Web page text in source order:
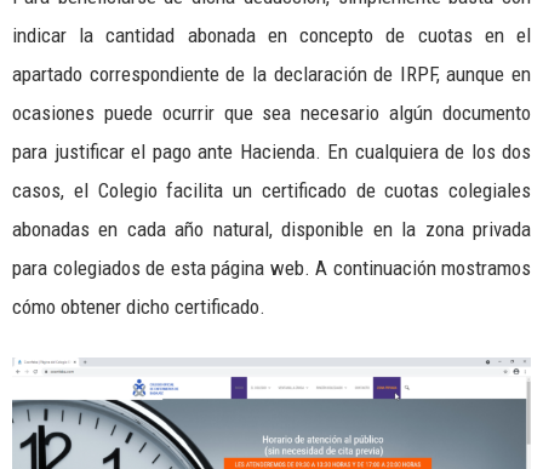
indicar la cantidad abonada en concepto de cuotas en el
apartado correspondiente de la declaración de IRPF, aunque en
ocasiones puede ocurrir que sea necesario algún documento
para justificar el pago ante Hacienda. En cualquiera de los dos
casos, el Colegio facilita un certificado de cuotas colegiales
abonadas en cada año natural, disponible en la zona privada
para colegiados de esta página web. A continuación mostramos
cómo obtener dicho certificado.